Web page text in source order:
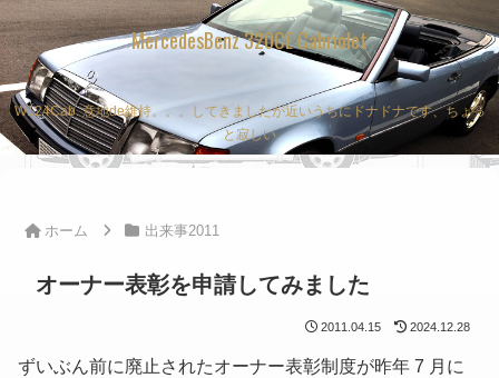
MercedesBenz 320CE Cabriolet
W124Cab. 意地de維持。。。してきましたが近いうちにドナドナです、ちょっ
と寂しい
ホーム 出来事2011
オーナー表彰を申請してみました
2011.04.15 2024.12.28
ずいぶん前に廃止されたオーナー表彰制度が昨年 7 月に